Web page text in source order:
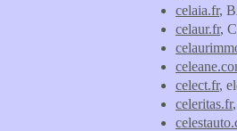
celaia.fr,
celaur.fr,
celect.fr,
celeritas.fr